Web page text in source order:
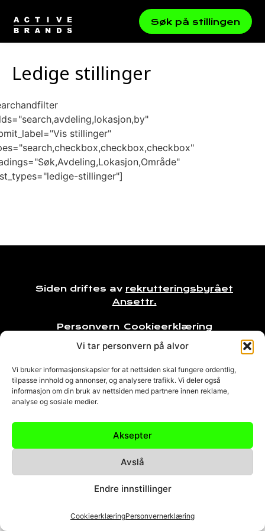
Vi tar personvern på alvor
Vi bruker informasjonskapsler for at nettsiden skal fungere ordentlig,
tilpasse innhold og annonser, og analysere trafikk. Vi deler også
informasjon om din bruk av nettsiden med partnere innen reklame,
analyse og sosiale medier.
Aksepter
Avslå
Endre innstillinger
CookieerklæringPersonvernerklæring
Søk på stillingen
Ledige stillinger
stillinger"
stillinger"]
Siden driftes av rekrutteringsbyrået
Ansettr.
Personvern Cookieerklæring